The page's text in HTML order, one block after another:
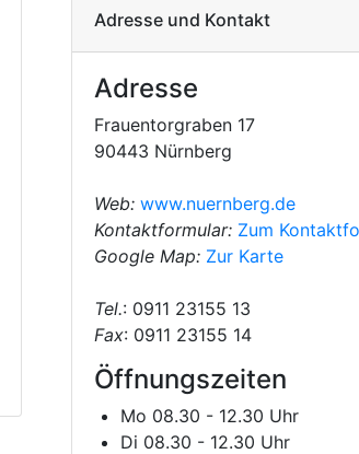
Adresse und Kontakt
Adresse
Frauentorgraben 17
90443 Nürnberg
Web: www.nuernberg.de
Kontaktformular: Zum
Google Map: Zur Karte
Tel.: 0911 23155 13
Fax: 0911 23155 14
Öffnungszeiten
Mo 08.30 - 12.30 Uhr
Di 08.30 - 12.30 Uhr